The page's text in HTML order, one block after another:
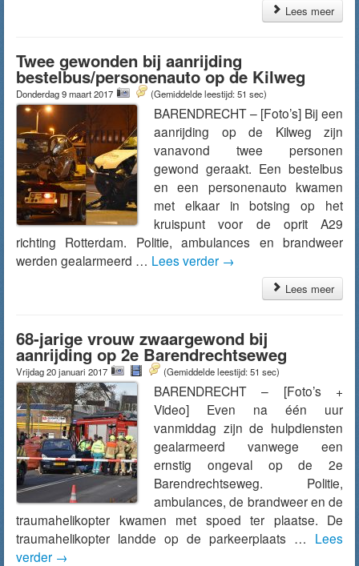
Lees meer
Twee gewonden bij aanrijding
bestelbus/personenauto op de Kilweg
Donderdag 9 maart 2017 (Gemiddelde leestijd: 51 sec)
BARENDRECHT – [Foto’s] Bij een
aanrijding op de Kilweg zijn
vanavond twee personen
gewond geraakt. Een bestelbus
en een personenauto kwamen
met elkaar in botsing op het
kruispunt voor de oprit A29
richting Rotterdam. Politie, ambulances en brandweer
werden gealarmeerd … Lees verder →
Lees meer
68-jarige vrouw zwaargewond bij
aanrijding op 2e Barendrechtseweg
Vrijdag 20 januari 2017 (Gemiddelde leestijd: 51 sec)
BARENDRECHT – [Foto’s +
Video] Even na één uur
vanmiddag zijn de hulpdiensten
gealarmeerd vanwege een
ernstig ongeval op de 2e
Barendrechtseweg. Politie,
ambulances, de brandweer en de
traumahelikopter kwamen met spoed ter plaatse. De
traumahelikopter landde op de parkeerplaats … Lees
verder →